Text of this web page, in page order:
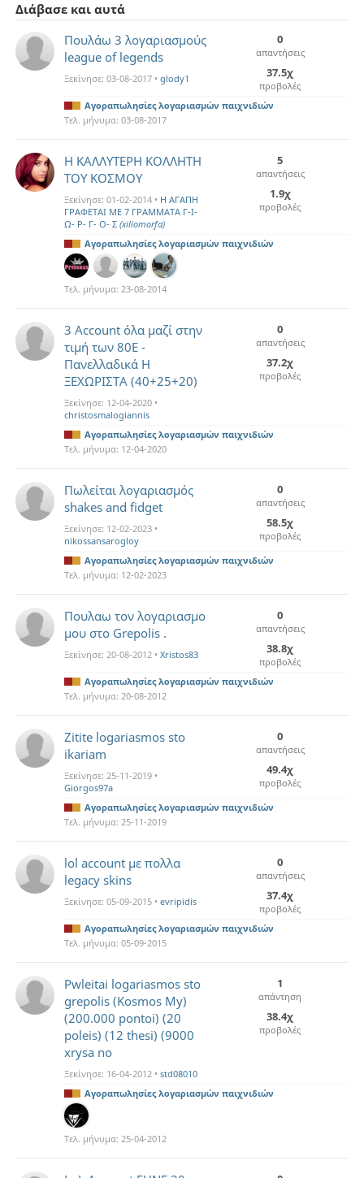
Διάβασε και αυτά
Πουλάω 3 λογαριασμούς
league of legends
Ξεκίνησε: 03-08-2017 • glody1
0
απαντήσεις
37.5χ
προβολές
Αγοραπωλησίες λογαριασμών παιχνιδιών
Τελ. μήνυμα: 03-08-2017
Η ΚΑΛΛΥΤΕΡΗ ΚΟΛΛΗΤΗ
ΤΟΥ ΚΟΣΜΟΥ
Ξεκίνησε: 01-02-2014 • Η ΑΓΑΠΗ
ΓΡΑΦΕΤΑΙ ΜΕ 7 ΓΡΑΜΜΑΤΑ Γ-Ι-
Ω- Ρ- Γ- Ο- Σ (xiliomorfa)
5
απαντήσεις
1.9χ
προβολές
Αγοραπωλησίες λογαριασμών παιχνιδιών
Τελ. μήνυμα: 23-08-2014
3 Account όλα μαζί στην
τιμή των 80Ε -
Πανελλαδικά Η
ΞΕΧΩΡΙΣΤΑ (40+25+20)
Ξεκίνησε: 12-04-2020 •
christosmalogiannis
0
απαντήσεις
37.2χ
προβολές
Αγοραπωλησίες λογαριασμών παιχνιδιών
Τελ. μήνυμα: 12-04-2020
Πωλείται λογαριασμός
shakes and fidget
Ξεκίνησε: 12-02-2023 •
nikossansarogloy
0
απαντήσεις
58.5χ
προβολές
Αγοραπωλησίες λογαριασμών παιχνιδιών
Τελ. μήνυμα: 12-02-2023
Πουλαω τον λογαριασμο
μου στο Grepolis .
Ξεκίνησε: 20-08-2012 • Xristos83
0
απαντήσεις
38.8χ
προβολές
Αγοραπωλησίες λογαριασμών παιχνιδιών
Τελ. μήνυμα: 20-08-2012
Zitite logariasmos sto
ikariam
Ξεκίνησε: 25-11-2019 •
Giorgos97a
0
απαντήσεις
49.4χ
προβολές
Αγοραπωλησίες λογαριασμών παιχνιδιών
Τελ. μήνυμα: 25-11-2019
lol account με πολλα
legacy skins
Ξεκίνησε: 05-09-2015 • evripidis
0
απαντήσεις
37.4χ
προβολές
Αγοραπωλησίες λογαριασμών παιχνιδιών
Τελ. μήνυμα: 05-09-2015
Pwleitai logariasmos sto
grepolis (Kosmos My)
(200.000 pontoi) (20
poleis) (12 thesi) (9000
xrysa no
Ξεκίνησε: 16-04-2012 • std08010
1
απάντηση
38.4χ
προβολές
Αγοραπωλησίες λογαριασμών παιχνιδιών
Τελ. μήνυμα: 25-04-2012